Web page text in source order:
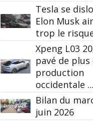
Tesla se
Elon Musk
trop le
Xpeng L03
pavé de
production
occidentale ...
Bilan du
juin 2026